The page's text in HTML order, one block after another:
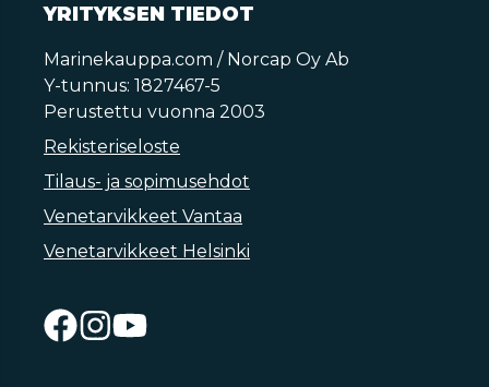
YRITYKSEN TIEDOT
Marinekauppa.com / Norcap Oy Ab
Y-tunnus: 1827467-5
Perustettu vuonna 2003
Rekisteriseloste
Tilaus- ja sopimusehdot
Venetarvikkeet Vantaa
Venetarvikkeet Helsinki